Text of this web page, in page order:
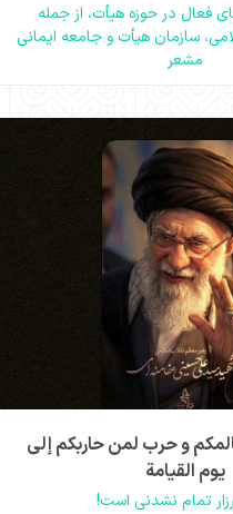
فعال در حوزه هیأت، از جمله
سازمان هیأت و جامعه ایمانی
مشعر
چهارمین دوره خود بخش ویژه‌ای با
را طراحی کرده است. این بخش با
ابتکارات و فعالیت‌های شاخص
فرهنگی و دینی در میدان اجتماع
و حرب لمن حاربكم إلى
یوم القیامة
تمام نشدنی است!